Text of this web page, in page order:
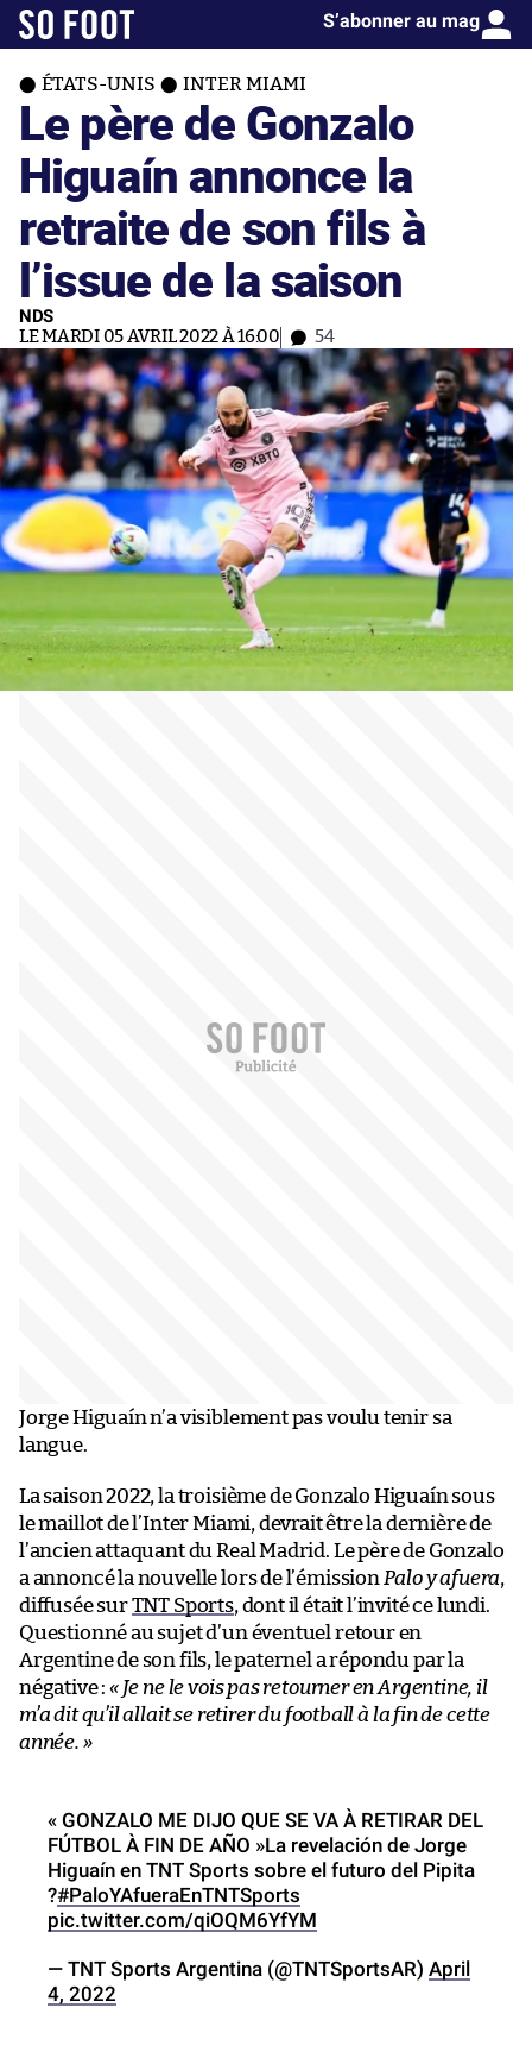
S’abonner au mag
ÉTATS-UNIS INTER MIAMI
Le père de Gonzalo
Higuaín annonce la
retraite de son fils à
l’issue de la saison
NDS
LE MARDI 05 AVRIL 2022 À 16:00 54
Jorge Higuaín n’a visiblement pas voulu tenir sa
langue.
La saison 2022, la troisième de Gonzalo Higuaín sous
le maillot de l’Inter Miami, devrait être la dernière de
l’ancien attaquant du Real Madrid. Le père de Gonzalo
a annoncé la nouvelle lors de l’émission Palo y afuera,
diffusée surTNT Sports, dont il était l’invité ce lundi.
Questionné au sujet d’un éventuel retour en
Argentine de son fils, le paternel a répondu par la
négative :« Je ne le vois pas retourner en Argentine, il
m’a dit qu’il allait se retirer du football à la fin de cette
année. »
« GONZALO ME DIJO QUE SE VA À RETIRAR DEL
FÚTBOL À FIN DE AÑO »La revelación de Jorge
Higuaín en TNT Sports sobre el futuro del Pipita
?#PaloYAfueraEnTNTSports
pic.twitter.com/qiOQM6YfYM
— TNT Sports Argentina (@TNTSportsAR) April
4, 2022